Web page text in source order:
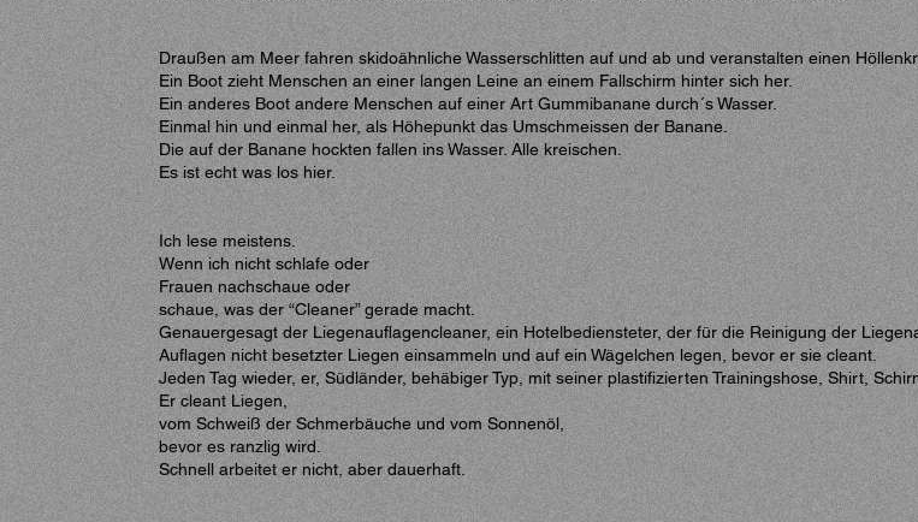
Draußen am Meer fahren skidoähnliche Wasserschlitten auf und ab und veranstalten einen
Ein Boot zieht Menschen an einer langen Leine an einem Fallschirm hinter sich her.
Ein anderes Boot andere Menschen auf einer Art Gummibanane durch´s Wasser.
Einmal hin und einmal her, als Höhepunkt das Umschmeissen der Banane.
Die auf der Banane hockten fallen ins Wasser. Alle kreischen.
Es ist echt was los hier.
Ich lese meistens.
Wenn ich nicht schlafe oder
Frauen nachschaue oder
schaue, was der “Cleaner” gerade macht.
Genauergesagt der Liegenauflagencleaner, ein Hotelbediensteter, der für die Reinigung der
Auflagen nicht besetzter Liegen einsammeln und auf ein Wägelchen legen, bevor er sie cleant.
Jeden Tag wieder, er, Südländer, behäbiger Typ, mit seiner plastifizierten Trainingshose, Shirt,
Er cleant Liegen,
vom Schweiß der Schmerbäuche und vom Sonnenöl,
bevor es ranzlig wird.
Schnell arbeitet er nicht, aber dauerhaft.